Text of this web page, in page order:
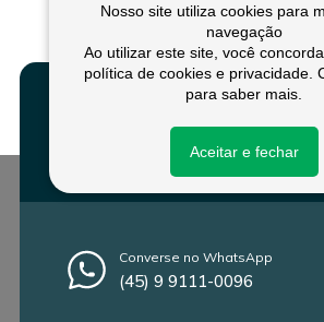
Nosso site utiliza cookies para
navegação
Ao utilizar este site, você
política de cookies e privacidade.
para saber mais.
Aceitar e fechar
Fale conosco
Converse no WhatsApp
(45) 9 9111-0096